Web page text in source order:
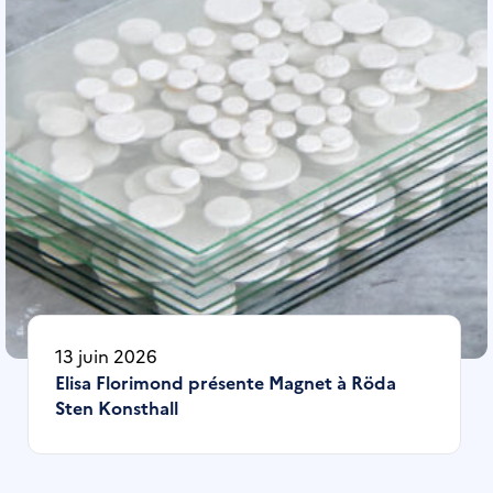
13 juin 2026
Elisa Florimond présente Magnet à Röda
Sten Konsthall